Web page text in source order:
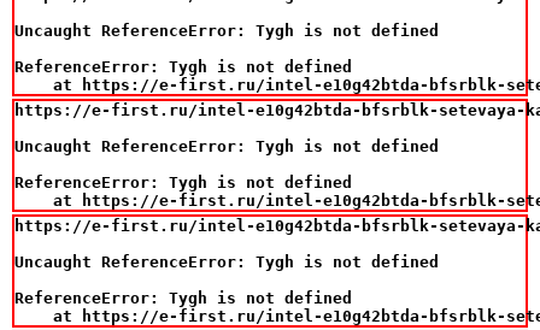
Uncaught ReferenceError: Tygh is not defined
ReferenceError: Tygh is not defined
at https://e-first.ru/intel-e10g42btda-bfsrblk-
https://e-first.ru/intel-e10g42btda-bfsrblk-setevaya-
Uncaught ReferenceError: Tygh is not defined
ReferenceError: Tygh is not defined
at https://e-first.ru/intel-e10g42btda-bfsrblk-
https://e-first.ru/intel-e10g42btda-bfsrblk-setevaya-
Uncaught ReferenceError: Tygh is not defined
ReferenceError: Tygh is not defined
at https://e-first.ru/intel-e10g42btda-bfsrblk-